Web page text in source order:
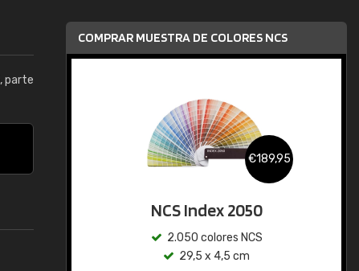
, parte
COMPRAR MUESTRA DE COLORES NCS
€189,95
NCS Index 2050
2.050 colores NCS
29,5 x 4,5 cm